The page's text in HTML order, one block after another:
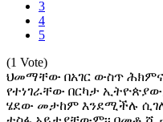
3
4
5
(1 Vote)
ህመማቸው በአገር ውስጥ
የተነገራቸው በርካታ
ሄደው መታከም እንደሚችሉ